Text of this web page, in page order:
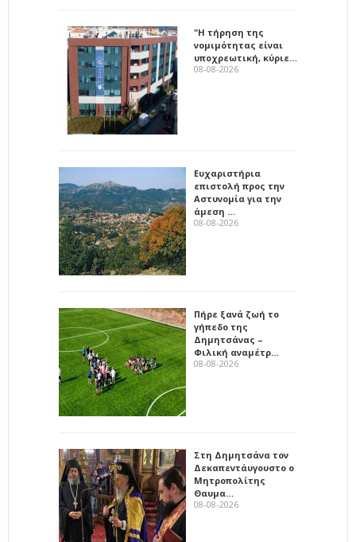
"Η τήρηση της
νομιμότητας είναι
υποχρεωτική, κύριε…
08-08-2026
Ευχαριστήρια
επιστολή προς την
Αστυνομία για την
άμεση …
08-08-2026
Πήρε ξανά ζωή το
γήπεδο της
Δημητσάνας –
Φιλική αναμέτρ…
08-08-2026
Στη Δημητσάνα τον
Δεκαπεντάυγουστο ο
Μητροπολίτης
Θαυμα…
08-08-2026